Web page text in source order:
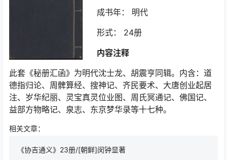
成书年： 明代
形式： 24册
内容注释
此套《秘册汇函》为明代沈士龙、胡震亨同辑。内含：道
德指归论、周髀算经、搜神记、齐民要术、大唐创业起居
注、岁华纪丽、灵宝真灵位业图、周氏冥通记、佛国记、
益部方物略记、泉志、东京梦华录等十七种。
相关文章：
《协吉通义》23册/[朝鲜]闵钟显著